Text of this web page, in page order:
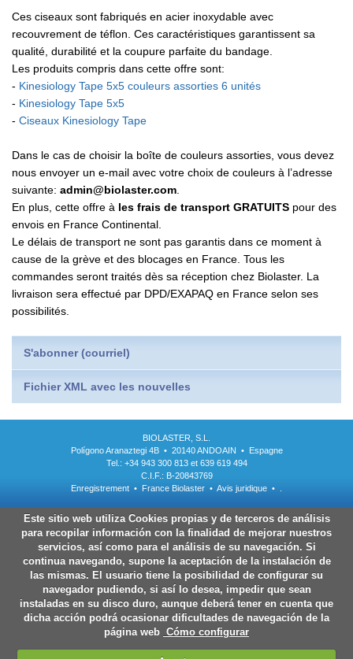
Ces ciseaux sont fabriqués en acier inoxydable avec
recouvrement de téflon. Ces caractéristiques garantissent sa
qualité, durabilité et la coupure parfaite du bandage.
Les produits compris dans cette offre sont:
- Kinesiology Tape 5x5 couleurs assorties 6 unités
- Kinesiology Tape 5x5
- Ciseaux Kinesiology Tape
Dans le cas de choisir la boîte de couleurs assorties, vous devez
nous envoyer un e-mail avec votre choix de couleurs à l’adresse
suivante: admin@biolaster.com
En plus, cette offre à les frais de transport GRATUITS pour des
envois en France Continental.
Le délais de transport ne sont pas garantis dans ce moment à
cause de la grève et des blocages en France. Tous les
commandes seront traités dès sa réception chez Biolaster. La
livraison sera effectué par DPD/EXAPAQ en France selon ses
possibilités.
S'abonner (courriel)
Fichier XML avec les nouvelles
BIOLASTER, S.L.
Polígono Aranaztegi 4B • 20140 ANDOAIN • Espagne
Tel.: +34 943 300 813 et 639 619 494
C.I.F.: B-20843769
Enregistrement • France Biolaster • Avis juridique •
Este sitio web utiliza Cookies propias y de terceros de análisis
para recopilar información con la finalidad de mejorar nuestros
servicios, así como para el análisis de su navegación. Si
continua navegando, supone la aceptación de la instalación de
las mismas. El usuario tiene la posibilidad de configurar su
navegador pudiendo, si así lo desea, impedir que sean
instaladas en su disco duro, aunque deberá tener en cuenta que
dicha acción podrá ocasionar dificultades de navegación de la
página web Cómo configurar